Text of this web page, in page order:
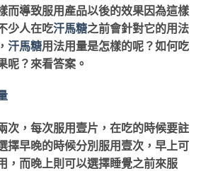
而導致服用產品以後的效果因為這樣
少人在吃汗馬糖之前會針對它的用法
汗馬糖用法用量是怎樣的呢？如何吃
呢？來看答案。
次，每次服用壹片，在吃的時候要註
擇早晚的時候分別服用壹次，早上可
，而晚上則可以選擇睡覺之前來服